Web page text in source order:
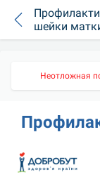
шейки
Неотложная